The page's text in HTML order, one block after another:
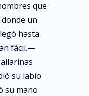
que
un
hasta
fácil.—
su labio
su mano